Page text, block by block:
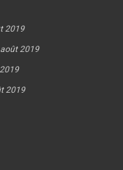
2019
2019
2019